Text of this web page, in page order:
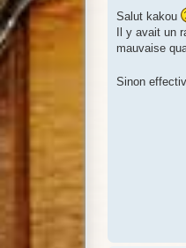
s
s
a
e
Salut kakou
Il y avait un
mauvaise
Sinon